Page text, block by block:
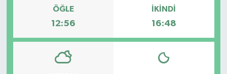
ÖĞLE
12:56
İKINDI
16:48